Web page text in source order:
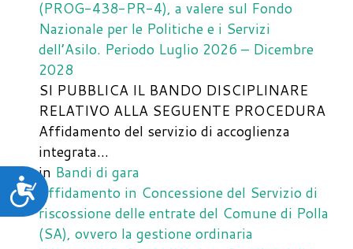
Accessibilità
(PROG-438-PR-4), a valere sul Fondo
Nazionale per le Politiche e i Servizi
dell’Asilo. Periodo Luglio 2026 – Dicembre
2028
SI PUBBLICA IL BANDO DISCIPLINARE
RELATIVO ALLA SEGUENTE PROCEDURA
Affidamento del servizio di accoglienza
integrata…
in Bandi di gara
Affidamento in Concessione del Servizio di
riscossione delle entrate del Comune di Polla
(SA), ovvero la gestione ordinaria